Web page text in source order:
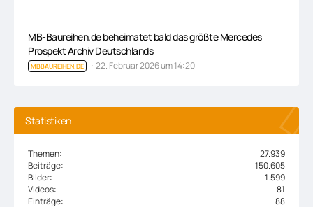
MB-Baureihen.de beheimatet bald das größte Mercedes
Prospekt Archiv Deutschlands
MBBAUREIHEN.DE 22. Februar 2026 um 14:20
Statistiken
Themen
27.939
Beiträge
150.605
Bilder
1.599
Videos
81
Einträge
88